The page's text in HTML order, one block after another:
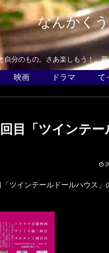
なんかく
自分のもの。さあ楽しもう！。
映画 ドラマ て
目「ツインテ
ツインテールドールハウス」